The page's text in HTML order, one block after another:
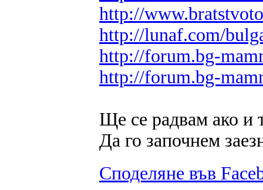
http://
http://lunaf.com/
http://forum.bg-
http://forum.bg-
Ще се радвам ако и
Да го започнем
Споделяне във